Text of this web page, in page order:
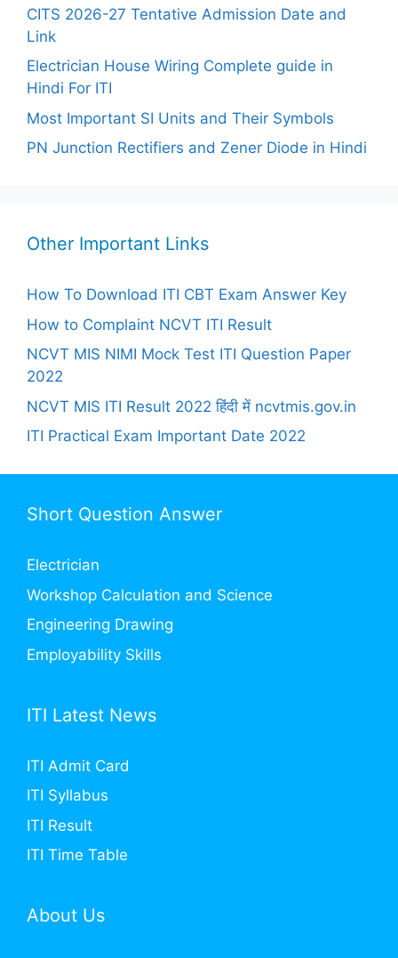
CITS 2026-27 Tentative Admission Date and
Link
Electrician House Wiring Complete guide in
Hindi For ITI
Most Important SI Units and Their Symbols
PN Junction Rectifiers and Zener Diode in Hindi
Other Important Links
How To Download ITI CBT Exam Answer Key
How to Complaint NCVT ITI Result
NCVT MIS NIMI Mock Test ITI Question Paper
2022
NCVT MIS ITI Result 2022 हिंदी में ncvtmis.gov.in
ITI Practical Exam Important Date 2022
Short Question Answer
Electrician
Workshop Calculation and Science
Engineering Drawing
Employability Skills
ITI Latest News
ITI Admit Card
ITI Syllabus
ITI Result
ITI Time Table
About Us